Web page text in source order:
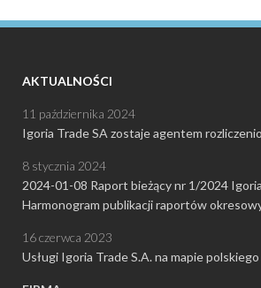
AKTUALNOŚCI
Igoria Trade SA zostaje agentem
11 października 2024
2024-01-08 Raport bieżący nr 1/2024
Harmonogram publikacji raportów
8 stycznia 2024
Usługi Igoria Trade S.A. na mapie
16 czerwca 2023